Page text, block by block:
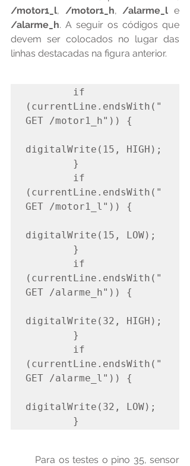
/motor1_l, /motor1_h, /alarme_l
/alarme_h. A seguir os códigos que
devem ser colocados no lugar das
linhas destacadas na figura anterior.
(currentLine.endsWith("
GET /motor1_h")) {
digitalWrite(15, HIGH);
(currentLine.endsWith("
GET /motor1_l")) {
digitalWrite(15, LOW);
(currentLine.endsWith("
GET /alarme_h")) {
digitalWrite(32, HIGH);
(currentLine.endsWith("
GET /alarme_l")) {
digitalWrite(32, LOW);
        }